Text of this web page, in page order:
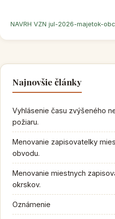
NAVRH VZN jul-2026-majetok-
Najnovšie články
Vyhlásenie času zvýšeného
požiaru.
Menovanie zapisovatelky
obvodu.
Menovanie miestnych
okrskov.
Oznámenie